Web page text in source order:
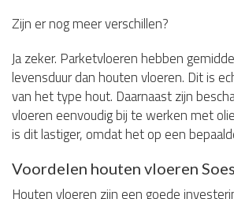
Zijn er nog meer verschillen?
Ja zeker. Parketvloeren hebben
levensduur dan houten vloeren. Dit is
van het type hout. Daarnaast zijn
vloeren eenvoudig bij te werken met
is dit lastiger, omdat het op een
Voordelen houten vloeren
Houten vloeren zijn een goede